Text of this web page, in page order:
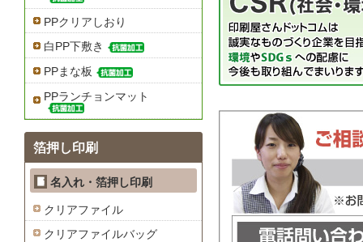
PPクリアしおり
白PP下敷き
PPまな板
PPランチョンマット
箔押し印刷
名入れ・箔押し印刷
クリアファイル
クリアファイルバッグ